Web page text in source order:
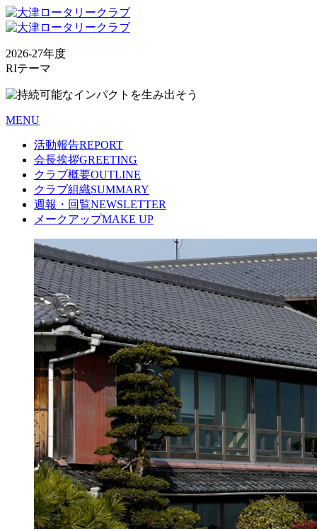
2026-27年度
RIテーマ
MENU
活動報告REPORT
会長挨拶GREETING
クラブ概要OUTLINE
クラブ組織SUMMARY
週報・回覧NEWSLETTER
メークアップMAKE UP